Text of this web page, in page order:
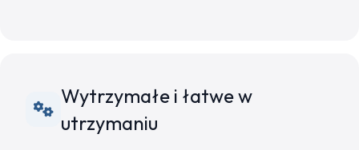
Wytrzymałe i łatwe w
utrzymaniu